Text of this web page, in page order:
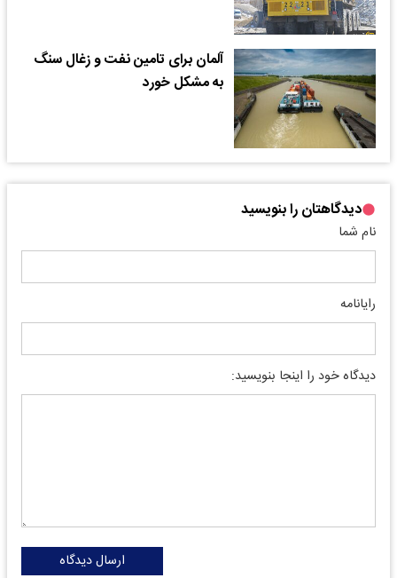
آلمان برای تامین نفت و زغال سنگ
به مشکل خورد
دیدگاهتان را بنویسید
نام شما
رایانامه
دیدگاه خود را اینجا بنویسید:
ارسال دیدگاه